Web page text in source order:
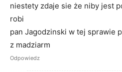
niestety zdaje sie że niby jest
robi
pan Jagodzinski w tej sprawie
z madziarm
Odpowiedz